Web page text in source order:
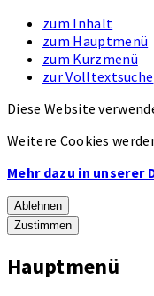
zum Inhalt
zum Hauptmenü
zum Kurzmenü
zur Volltextsuche
Diese Website
Weitere Cookies
Mehr dazu in
Ablehnen
Zustimmen
Hauptmenü